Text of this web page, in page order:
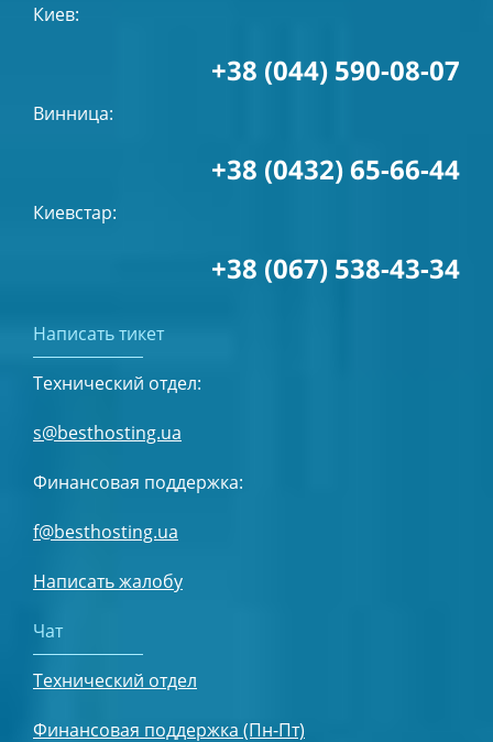
Киев:
+38 (044) 590-08-07
Винница:
+38 (0432) 65-66-44
Киевстар:
+38 (067) 538-43-34
Написать тикет
Технический отдел:
s@besthosting.ua
Финансовая поддержка:
f@besthosting.ua
Написать жалобу
Чат
Технический отдел
Финансовая поддержка (Пн-Пт)